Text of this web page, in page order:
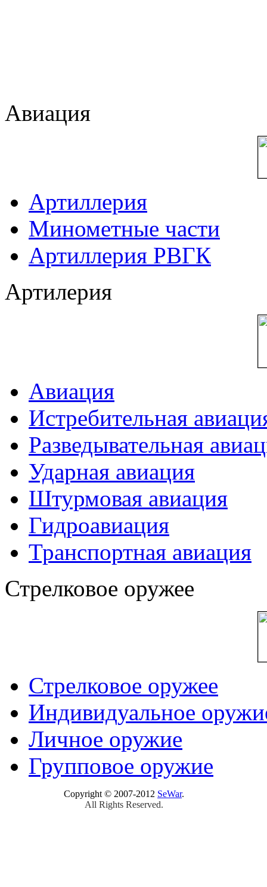
Авиация
Артиллерия
Минометные части
Артиллерия РВГК
Артилерия
Авиация
Истребительная
Разведывательная
Ударная авиация
Штурмовая авиация
Гидроавиация
Транспортная авиация
Стрелковое оружее
Стрелковое оружее
Индивидуальное
Личное оружие
Групповое оружие
Copyright © 2007-2012 SeWar.
All Rights Reserved.